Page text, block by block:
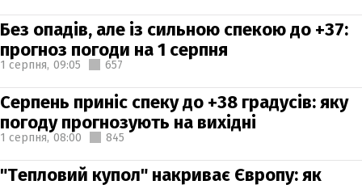
Без опадів, але із сильною спекою до +37:
прогноз погоди на 1 серпня
1 серпня, 09:05 657
Серпень приніс спеку до +38 градусів: яку
погоду прогнозують на вихідні
1 серпня, 08:00 845
"Тепловий купол" накриває Європу: як